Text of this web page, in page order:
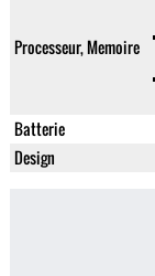
Processeur, Memoire
Batterie
Design